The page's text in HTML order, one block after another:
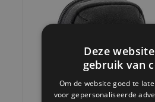
Deze
gebruik van
Om de website goed te
voor gepersonaliseerde